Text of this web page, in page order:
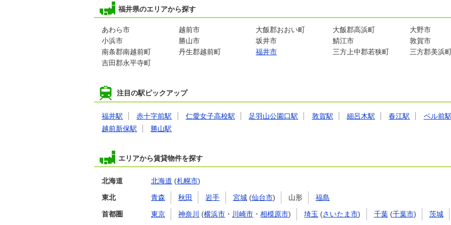
福井県のエリアから探す
あわら市 越前市 大飯郡おおい町 大飯郡高浜町
大野市
小浜市
勝山市 坂井市 鯖江市
敦賀市
南条郡南越前町
丹生郡越前町 福井市 三方上中郡若狭町
三方郡美浜
吉田郡永平寺町
注目の駅ピックアップ
福井駅 赤十字前駅 仁愛女子高校駅 足羽山公園口駅 敦賀駅 細呂木駅 春江駅
ベル前駅
越前新保駅
勝山駅
エリアから賃貸物件を探す
北海道 北海道 (札幌市)
東北 青森 秋田 岩手 宮城(仙台市) 山形 福島
首都圏 東京 神奈川 (横浜市 ・ 川崎市 ・相模原市) 埼玉 (さいたま市) 千葉(千葉市) 茨城